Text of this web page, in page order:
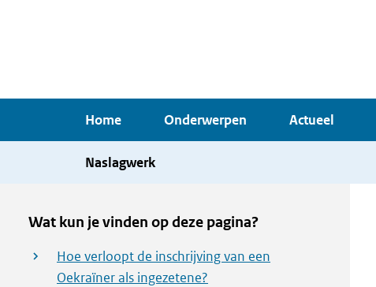
de
gaan
Home Onderwerpen Actueel
Naslagwerk
Wat kun je vinden op deze pagina?
Hoe verloopt de inschrijving van een
Oekraïner als ingezetene?